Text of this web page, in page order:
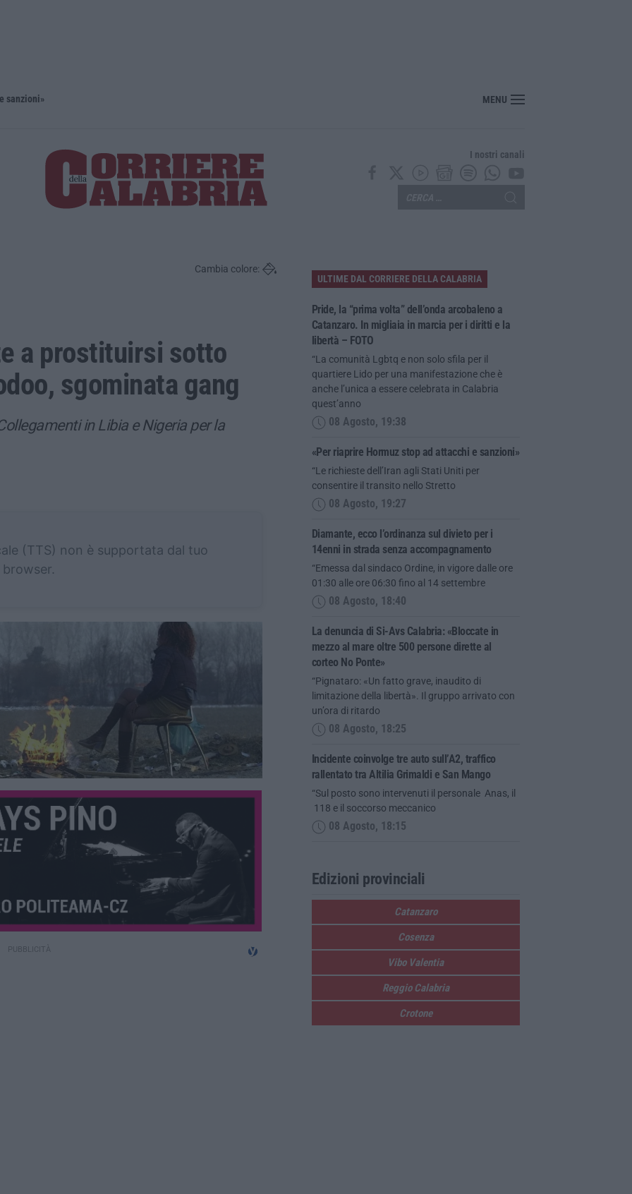
sanzioni» Diamante, ecco l’ordinanza sul divieto per i 14enni in strada senza accompagnamento
MENU
I nostri canali
Cambia colore:
a prostituirsi sotto
sgominata gang
in Libia e Nigeria per la
(TTS) non è supportata dal tuo
browser.
ULTIME DAL CORRIERE DELLA CALABRIA
Pride, la “prima volta” dell’onda arcobaleno a
Catanzaro. In migliaia in marcia per i diritti e la
libertà – FOTO
“La comunità Lgbtq e non solo sfila per il
quartiere Lido per una manifestazione che è
anche l’unica a essere celebrata in Calabria
quest’anno
08 Agosto, 19:38
«Per riaprire Hormuz stop ad attacchi e sanzioni»
“Le richieste dell’Iran agli Stati Uniti per
consentire il transito nello Stretto
08 Agosto, 19:27
Diamante, ecco l’ordinanza sul divieto per i
14enni in strada senza accompagnamento
“Emessa dal sindaco Ordine, in vigore dalle ore
01:30 alle ore 06:30 fino al 14 settembre
08 Agosto, 18:40
La denuncia di Si-Avs Calabria: «Bloccate in
mezzo al mare oltre 500 persone dirette al
corteo No Ponte»
“Pignataro: «Un fatto grave, inaudito di
limitazione della libertà». Il gruppo arrivato con
un’ora di ritardo
08 Agosto, 18:25
Incidente coinvolge tre auto sull’A2, traffico
rallentato tra Altilia Grimaldi e San Mango
“Sul posto sono intervenuti il personale Anas, il
118 e il soccorso meccanico
08 Agosto, 18:15
Edizioni provinciali
Catanzaro
Cosenza
Vibo Valentia
Reggio Calabria
Crotone